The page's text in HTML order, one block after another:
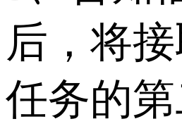
后，将
任务的第